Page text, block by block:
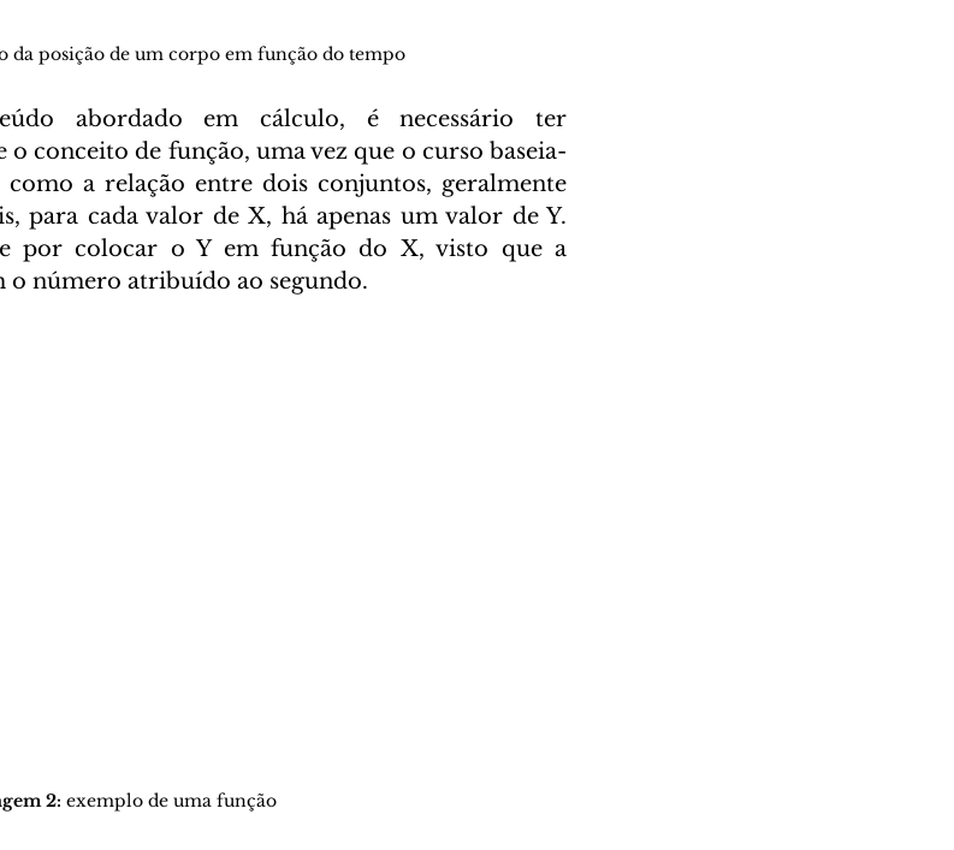
da posição de um corpo em função do tempo
conceito de função, uma vez que o curso baseia-
a relação entre dois conjuntos, geralmente
para cada valor de X, há apenas um valor de Y.
por colocar o Y em função do X, visto que a
número atribuído ao segundo.
2: exemplo de uma função